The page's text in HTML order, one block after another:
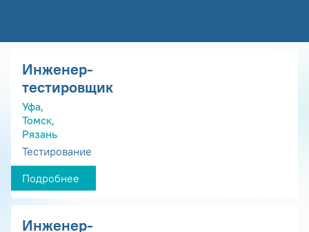
Инженер-
тестировщик
Уфа,
Томск,
Рязань
Тестирование
Подробнее
Инженер-